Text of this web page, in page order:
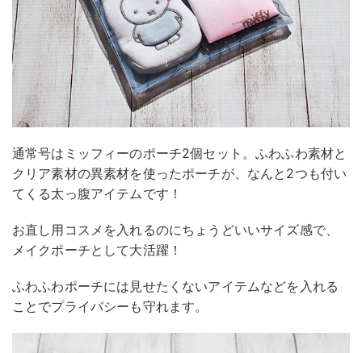
通常号はミッフィーのポーチ2個セット。ふわふわ素材と
クリア素材の異素材を使ったポーチが、なんと2つも付い
てくる太っ腹アイテムです！
お直し用コスメを入れるのにちょうどいいサイズ感で、
メイクポーチとして大活躍！
ふわふわポーチには見せたくないアイテムなどを入れる
ことでプライバシーも守れます。